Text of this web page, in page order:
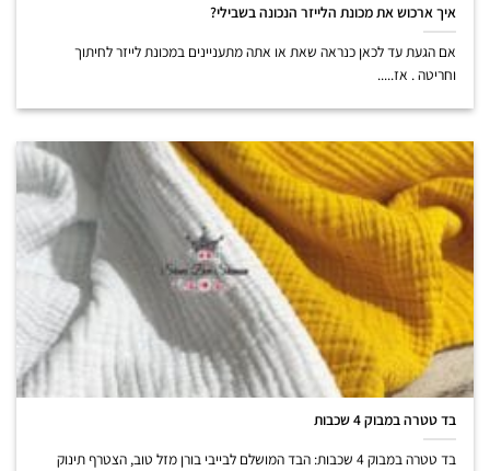
איך ארכוש את מכונת הלייזר הנכונה בשבילי?
אם הגעת עד לכאן כנראה שאת או אתה מתעניינים במכונת לייזר לחיתוך
וחריטה . אז.....
בד טטרה במבוק 4 שכבות
בד טטרה במבוק 4 שכבות: הבד המושלם לבייבי בורן מזל טוב, הצטרף תינוק